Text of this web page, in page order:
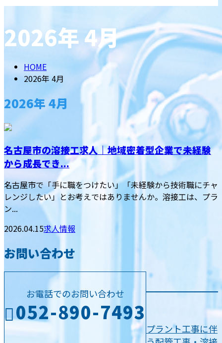
メールフォーム
2026年 4月
HOME
2026年 4月
2026年 4月
名古屋市の溶接工求人｜地域密着型企業で未経験
から成長でき...
名古屋市で「手に職をつけたい」「未経験から技術職にチャ
レンジしたい」とお考えではありませんか。溶接工は、プラ
ン...
2026.04.15求人情報
お問い合わせ
お電話でのお問い合わせ
052-890-7493
プラント工事に伴